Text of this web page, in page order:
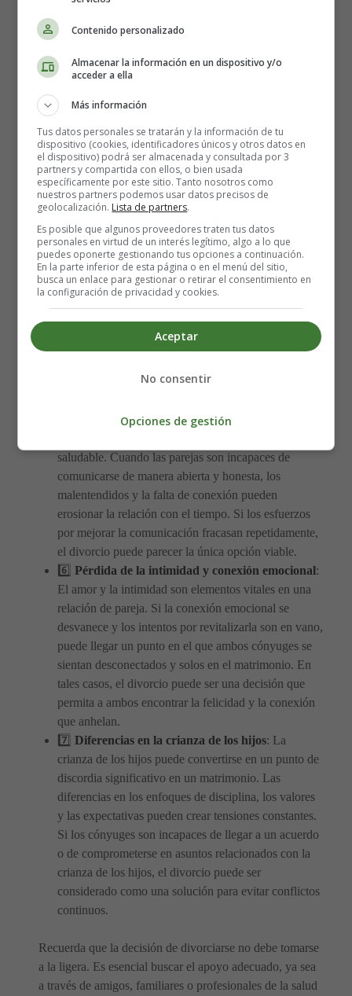
reconstruirla. La
profundo y duradero, y en algunos casos, la única
2️⃣Abuso físico o emocional: Nadie merece ser
maltratado física o emocionalmente. Si estás en una
relación en la que sufres abuso, es importante
ser la única manera de liberarte de esa situación
tóxica y buscar una vida mejor.
3️⃣Incompatibilidad irreconciliable
pesar de los esfuerzos, las parejas descubren que son
simplemente incompatibles en muchos aspectos
importantes de la vida. Pueden tener valores y metas
diferentes, o simplemente haber crecido en
direcciones separadas. En tales casos, el divorcio
puede permitirles encontrar a alguien más compatible
con quien construir una relación más satisfactoria.
4️⃣Problemas financieros: El dinero puede ser una
fuente constante de conflicto en una relación. Si las
encuentran soluciones viables, la presión constante
Falta de comunicación: Lacomunicación
saludable. Cuando las parejas son incapaces de
comunicarse de manera abierta y honesta, los
malentendidos y la falta de conexión pueden
erosionar la relación con el tiempo. Si los esfuerzos
por mejorar la comunicación fracasan repetidamente,
el divorcio puede parecer la única opción viable.
6️⃣ Pérdida de la intimidad y conexión emocional:
El amor y la intimidad son elementos vitales en una
relación de pareja. Si la conexión emocional se
desvanece y los intentos por revitalizarla son en vano,
puede llegar un punto en el que ambos cónyuges se
sientan desconectados y solos en el matrimonio. En
tales casos, el divorcio puede ser una decisión que
permita a ambos encontrar la felicidad y la conexión
que anhelan.
7️⃣ Diferencias en la crianza de los hijos: La
crianza de los hijos puede convertirse en un punto de
discordia significativo en un matrimonio. Las
diferencias en los enfoques de disciplina, los valores
y las expectativas pueden crear tensiones constantes.
Si los cónyuges son incapaces de llegar a un acuerdo
o de comprometerse en asuntos relacionados con la
crianza de los hijos, el divorcio puede ser
considerado como una solución para evitar conflictos
continuos.
Recuerda que la decisión de divorciarse no debe tomarse
a la ligera. Es esencial buscar el apoyo adecuado, ya sea
a través de amigos, familiares o profesionales de la salud
Contenido personalizado
Almacenar la información en un dispositivo y/o
acceder a ella
Más información
Tus datos personales se tratarán y la información de tu
dispositivo (cookies, identificadores únicos y otros datos en
el dispositivo) podrá ser almacenada y consultada por 3
partners y compartida con ellos, o bien usada
específicamente por este sitio. Tanto nosotros como
nuestros partners podemos usar datos precisos de
geolocalización. Lista de partners.
Es posible que algunos proveedores traten tus datos
personales en virtud de un interés legítimo, algo a lo que
puedes oponerte gestionando tus opciones a continuación.
En la parte inferior de esta página o en el menú del sitio,
busca un enlace para gestionar o retirar el consentimiento en
la configuración de privacidad y cookies.
Aceptar
No consentir
Opciones de gestión